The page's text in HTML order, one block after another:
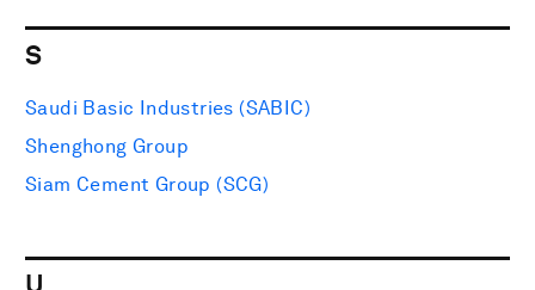
S
Saudi Basic Industries (SABIC)
Shenghong Group
Siam Cement Group (SCG)